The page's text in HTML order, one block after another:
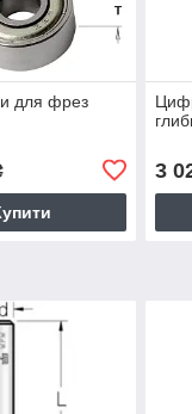
для фрез
3